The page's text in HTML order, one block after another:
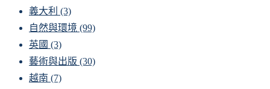
義大利 (3)
自然與環境 (99)
英國 (3)
藝術與出版 (30)
越南 (7)